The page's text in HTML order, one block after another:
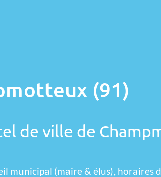
(91)
de ville de
municipal (maire & élus), horaires